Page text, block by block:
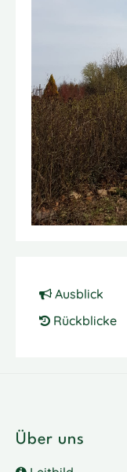
Ausblick
Rückblicke
Über uns